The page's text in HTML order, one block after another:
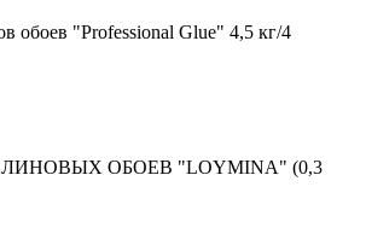
обоев "Professional Glue" 4,5 кг/4
ОБОЕВ "LOYMINA" (0,3